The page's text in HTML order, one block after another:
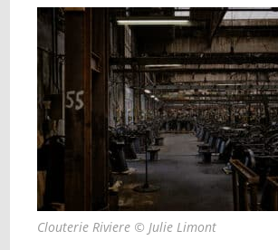
Clouterie Riviere © Julie Limont